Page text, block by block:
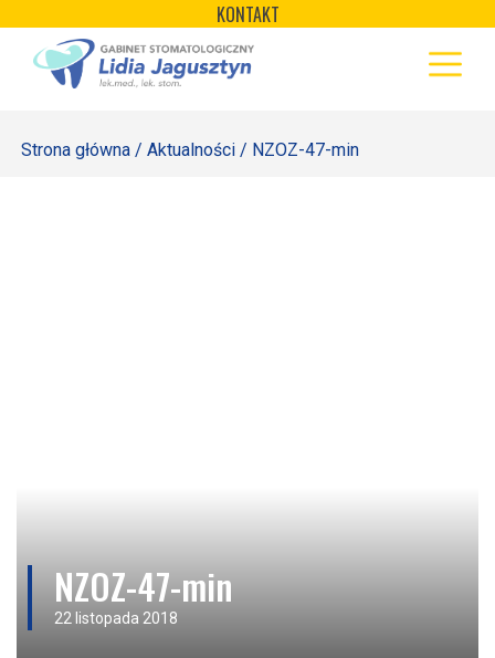
content
KONTAKT ×
STRONA GŁÓWNA
REJESTRACJA
Strona główna / Aktualności / NZOZ-47-min
NZOZ-47-min
22 listopada 2018